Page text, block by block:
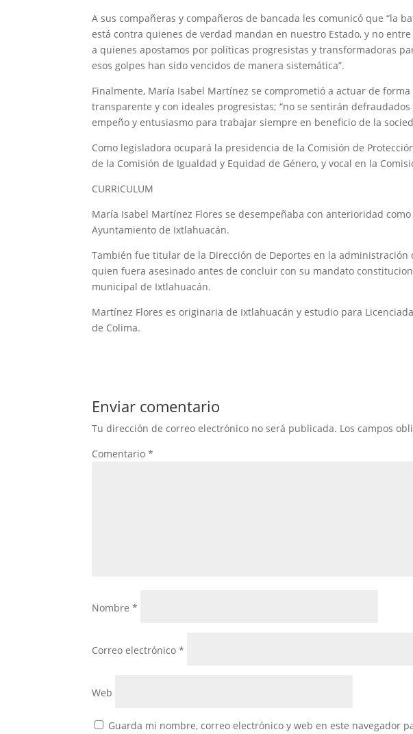
A sus compañeras y compañeros de bancada les comunicó que “la
está contra quienes de verdad mandan en nuestro Estado, y no
a quienes apostamos por políticas progresistas y transformadoras
esos golpes han sido vencidos de manera sistemática”.
Finalmente, María Isabel Martínez se comprometió a actuar de
transparente y con ideales progresistas; “no se sentirán
empeño y entusiasmo para trabajar siempre en beneficio de la
Como legisladora ocupará la presidencia de la Comisión de
de la Comisión de Igualdad y Equidad de Género, y vocal en la
CURRICULUM
María Isabel Martínez Flores se desempeñaba con anterioridad
Ayuntamiento de Ixtlahuacán.
También fue titular de la Dirección de Deportes en la
quien fuera asesinado antes de concluir con su mandato
municipal de Ixtlahuacán.
Martínez Flores es originaria de Ixtlahuacán y estudio para
de Colima.
Enviar comentario
Tu dirección de correo electrónico no será publicada. Los campos
Comentario*
Nombre*
Correo electrónico*
Web
Guarda mi nombre, correo electrónico y web en este navegador